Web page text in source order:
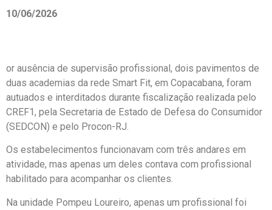
10/06/2026
or ausência de supervisão profissional, dois pavimentos de
duas academias da rede Smart Fit, em Copacabana, foram
autuados e interditados durante fiscalização realizada pelo
CREF1, pela Secretaria de Estado de Defesa do Consumidor
(SEDCON) e pelo Procon-RJ.
Os estabelecimentos funcionavam com três andares em
atividade, mas apenas um deles contava com profissional
habilitado para acompanhar os clientes.
Na unidade Pompeu Loureiro, apenas um profissional foi